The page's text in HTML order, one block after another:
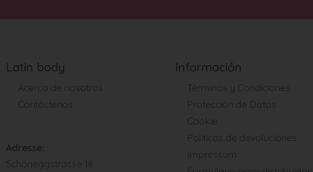
Latin body
Acerca de nosotros
Contáctenos
Adresse:
Schöneggstrasse 18
Información
Términos y Condiciones
Protección de Datos
Cookie
Políticas de devoluciones
Impressum